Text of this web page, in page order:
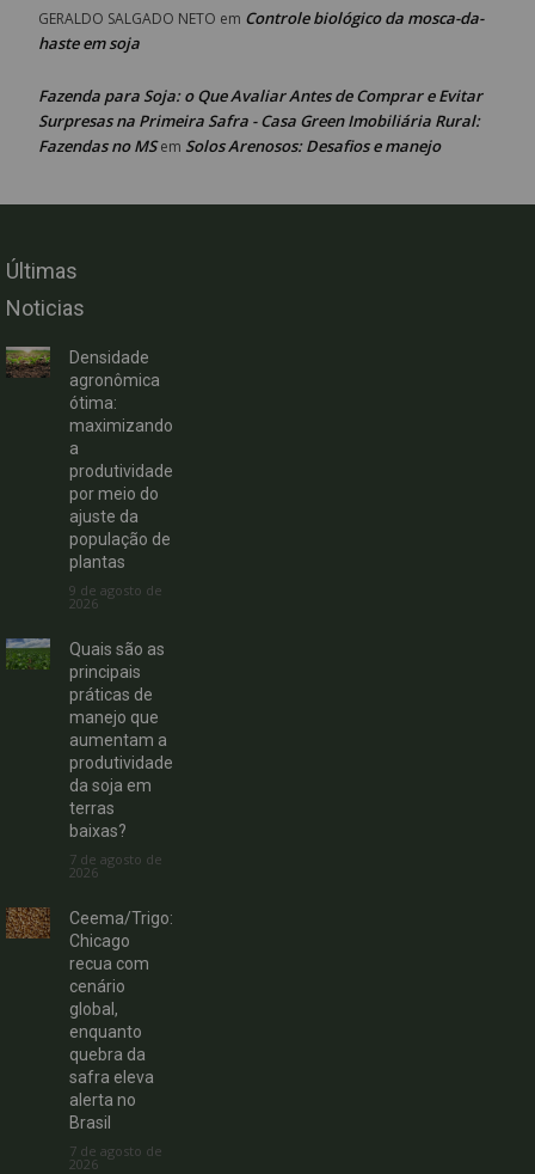
GERALDO SALGADO NETO em Controle biológico da mosca-da-
haste em soja
Fazenda para Soja: o Que Avaliar Antes de Comprar e Evitar
Surpresas na Primeira Safra - Casa Green Imobiliária Rural:
Fazendas no MSem Solos Arenosos: Desafios e manejo
Últimas
Noticias
Densidade
agronômica
ótima:
maximizando
a
produtividade
por meio do
ajuste da
população de
plantas
9 de agosto de
2026
Quais são as
principais
práticas de
manejo que
aumentam a
produtividade
da soja em
terras
baixas?
7 de agosto de
2026
Ceema/Trigo:
Chicago
recua com
cenário
global,
enquanto
quebra da
safra eleva
alerta no
Brasil
7 de agosto de
2026